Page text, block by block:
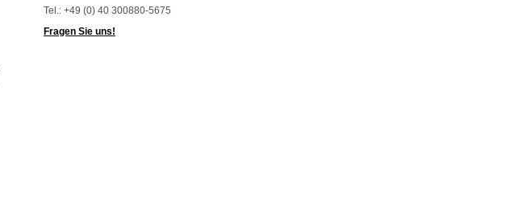
Tel.: +49 (0) 40 300880-5675
Fragen Sie uns!